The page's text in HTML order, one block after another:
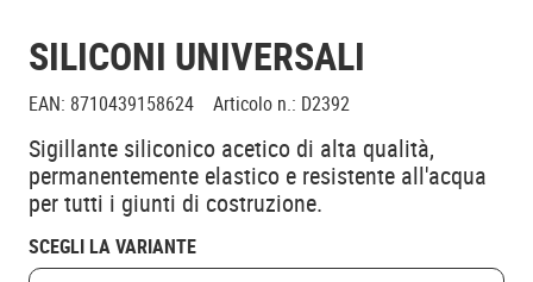
SILICONI UNIVERSALI
EAN: 8710439158624 Articolo n.: D2392
Sigillante siliconico acetico di alta qualità,
permanentemente elastico e resistente all'acqua
per tutti i giunti di costruzione.
SCEGLI LA VARIANTE